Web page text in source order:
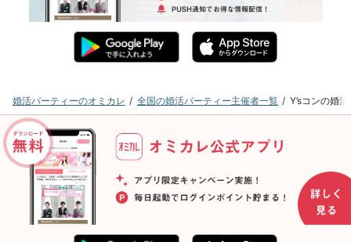
婚活パーティーのオミカレ 全国の婚活パーティー主催者一覧 Y’sコンの婚